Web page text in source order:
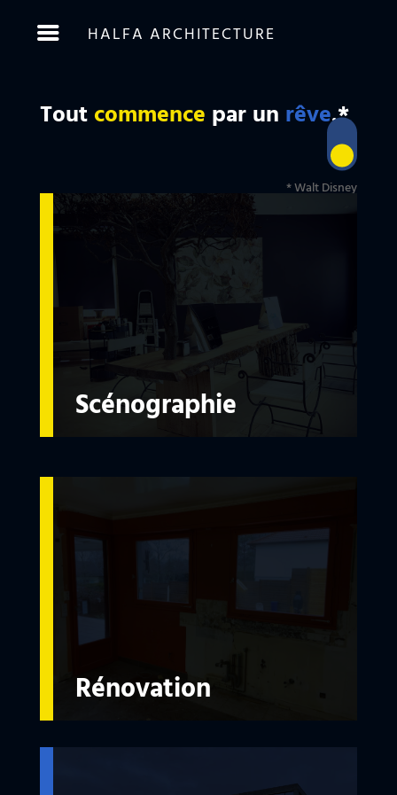
Toutcommence par un rêve.*
* Walt Disney
Scénographie
Rénovation
HALFA ARCHITECTURE